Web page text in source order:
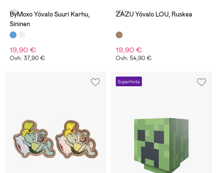
(0)
ByMoxo Yövalo Suuri Karhu,
Sininen
19,90 €
Ovh: 37,90 €
(19)
ZAZU Yövalo LOU, Ruskea
19,90 €
Ovh: 54,90 €
Superhinta